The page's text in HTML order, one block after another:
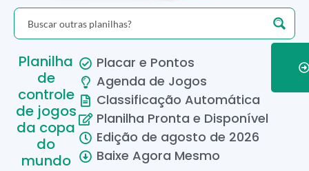
Planilha
de
controle
de jogos
da copa
do
mundo
Placar e Pontos
Agenda de Jogos
Classificação Automática
Planilha Pronta e Disponível
Edição de agosto de 2026
Baixe Agora Mesmo